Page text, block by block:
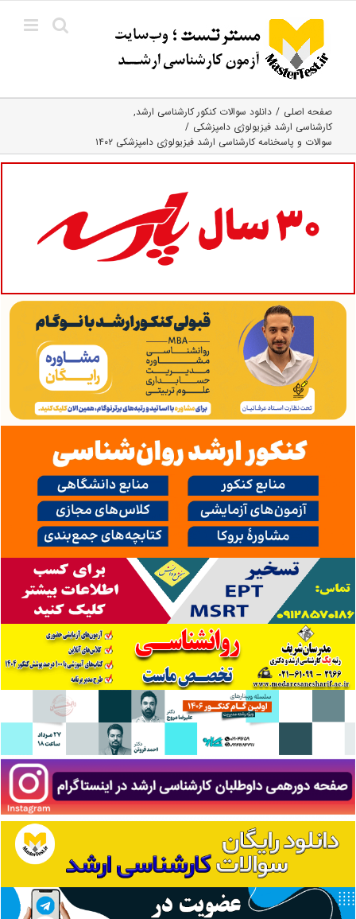
content
صفحه اصلی
دانلود سوالات کنکور کارشناسی ارشد
کارشناسی ارشد فیزیولوژی دامپزشکی
سوالات و پاسخنامه کارشناسی ارشد فیزیولوژی دامپزشکی ۱۴۰۲